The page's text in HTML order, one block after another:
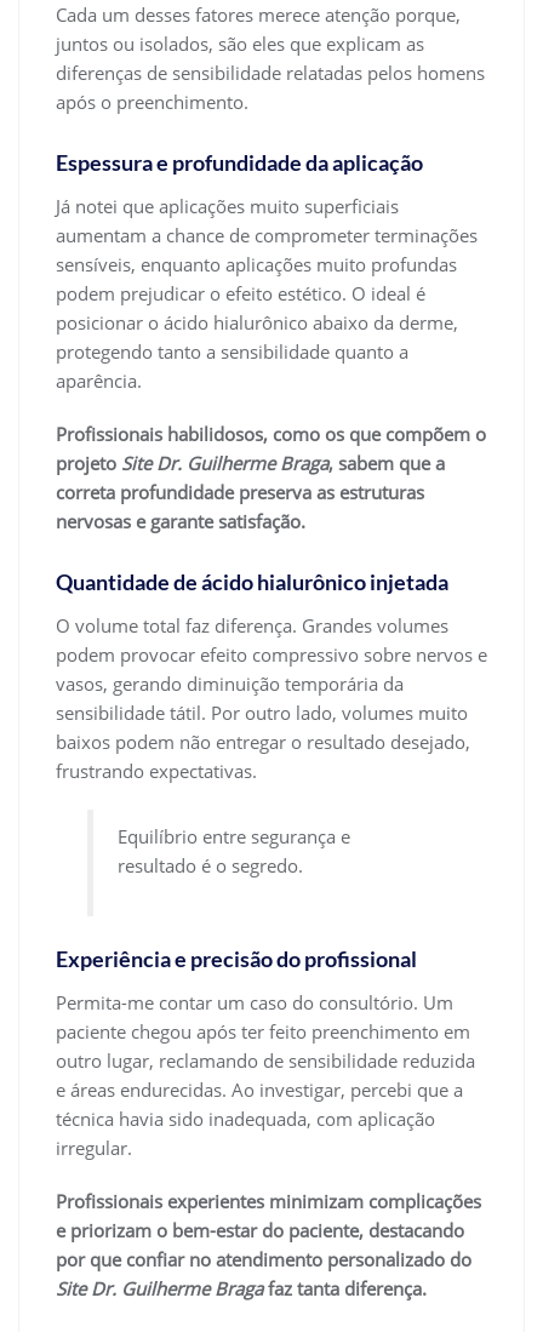
Cada um desses fatores merece atenção porque,
juntos ou isolados, são eles que explicam as
diferenças de sensibilidade relatadas pelos homens
após o preenchimento.
Espessura e profundidade da aplicação
Já notei que aplicações muito superficiais
aumentam a chance de comprometer terminações
sensíveis, enquanto aplicações muito profundas
podem prejudicar o efeito estético. O ideal é
posicionar o ácido hialurônico abaixo da derme,
protegendo tanto a sensibilidade quanto a
aparência.
Profissionais habilidosos, como os que compõem o
projeto Site Dr. Guilherme Braga, sabem que a
correta profundidade preserva as estruturas
nervosas e garante satisfação.
Quantidade de ácido hialurônico injetada
O volume total faz diferença. Grandes volumes
podem provocar efeito compressivo sobre nervos e
vasos, gerando diminuição temporária da
sensibilidade tátil. Por outro lado, volumes muito
baixos podem não entregar o resultado desejado,
frustrando expectativas.
Equilíbrio entre segurança e
resultado é o segredo.
Experiência e precisão do profissional
Permita-me contar um caso do consultório. Um
paciente chegou após ter feito preenchimento em
outro lugar, reclamando de sensibilidade reduzida
e áreas endurecidas. Ao investigar, percebi que a
técnica havia sido inadequada, com aplicação
irregular.
Profissionais experientes minimizam complicações
e priorizam o bem-estar do paciente, destacando
por que confiar no atendimento personalizado do
Site Dr. Guilherme Bragafaz tanta diferença.